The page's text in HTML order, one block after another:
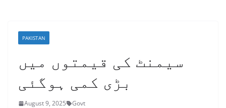
PAKISTAN
سیمنٹ کی قیمتوں میں
بڑی کمی ہوگئی
August 9, 2025 Govt